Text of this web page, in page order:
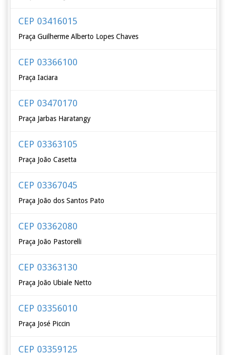
CEP 03416015
Praça Guilherme Alberto Lopes Chaves
CEP 03366100
Praça Iaciara
CEP 03470170
Praça Jarbas Haratangy
CEP 03363105
Praça João Casetta
CEP 03367045
Praça João dos Santos Pato
CEP 03362080
Praça João Pastorelli
CEP 03363130
Praça João Ubiale Netto
CEP 03356010
Praça José Piccin
CEP 03359125